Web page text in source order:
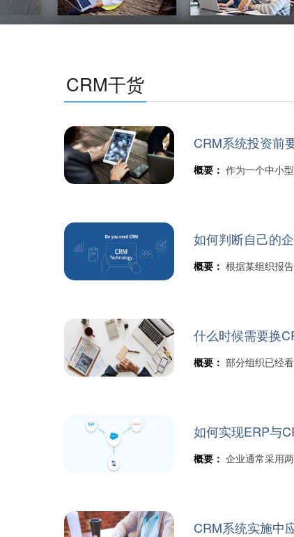
CRM干货
CRM系统投资前
概要： 作为一个中小
如何判断自己的
概要： 根据某组织报
什么时候需要换
概要： 部分组织已经
如何实现ERP与
概要： 企业通常采用
CRM系统实施中